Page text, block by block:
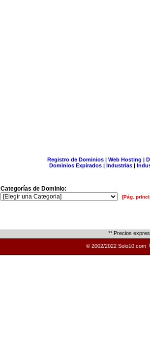
Registro de Dominios| Web Hosting |
Dominios Expirados | Industrias |
Categorías de Dominio:
[Pág.
** Precios
© 2002/2022 Solo10.com